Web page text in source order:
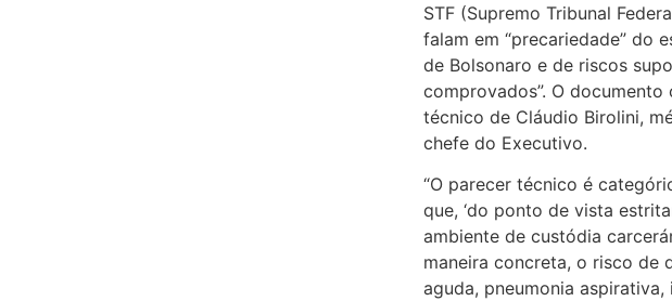
STF (Supremo Tribunal
falam em “precariedade” do
de Bolsonaro e de riscos
comprovados”. O documento
técnico de Cláudio Birolini,
chefe do Executivo.
“O parecer técnico é
que, ‘do ponto de vista
ambiente de custódia
maneira concreta, o risco de
aguda, pneumonia aspirativa,